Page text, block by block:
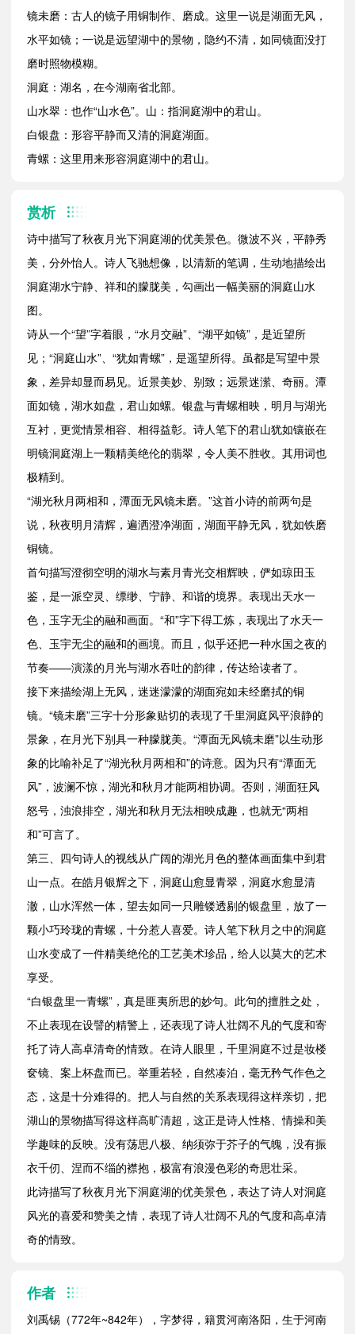
镜未磨：古人的镜子用铜制作、磨成。这里一说是湖面无风，
水平如镜；一说是远望湖中的景物，隐约不清，如同镜面没打
磨时照物模糊。
洞庭：湖名，在今湖南省北部。
山水翠：也作“山水色”。山：指洞庭湖中的君山。
白银盘：形容平静而又清的洞庭湖面。
青螺：这里用来形容洞庭湖中的君山。
赏析
诗中描写了秋夜月光下洞庭湖的优美景色。微波不兴，平静秀
美，分外怡人。诗人飞驰想像，以清新的笔调，生动地描绘出
洞庭湖水宁静、祥和的朦胧美，勾画出一幅美丽的洞庭山水
图。
诗从一个“望”字着眼，“水月交融”、“湖平如镜”，是近望所
见；“洞庭山水”、“犹如青螺”，是遥望所得。虽都是写望中景
象，差异却显而易见。近景美妙、别致；远景迷潆、奇丽。潭
面如镜，湖水如盘，君山如螺。银盘与青螺相映，明月与湖光
互衬，更觉情景相容、相得益彰。诗人笔下的君山犹如镶嵌在
明镜洞庭湖上一颗精美绝伦的翡翠，令人美不胜收。其用词也
极精到。
“湖光秋月两相和，潭面无风镜未磨。”这首小诗的前两句是
说，秋夜明月清辉，遍洒澄净湖面，湖面平静无风，犹如铁磨
铜镜。
首句描写澄彻空明的湖水与素月青光交相辉映，俨如琼田玉
鉴，是一派空灵、缥缈、宁静、和谐的境界。表现出天水一
色，玉字无尘的融和画面。“和”字下得工炼，表现出了水天一
色、玉宇无尘的融和的画境。而且，似乎还把一种水国之夜的
节奏——演漾的月光与湖水吞吐的韵律，传达给读者了。
接下来描绘湖上无风，迷迷濛濛的湖面宛如未经磨拭的铜
镜。“镜未磨”三字十分形象贴切的表现了千里洞庭风平浪静的
景象，在月光下别具一种朦胧美。“潭面无风镜未磨”以生动形
象的比喻补足了“湖光秋月两相和”的诗意。因为只有“潭面无
风”，波澜不惊，湖光和秋月才能两相协调。否则，湖面狂风
怒号，浊浪排空，湖光和秋月无法相映成趣，也就无“两相
和”可言了。
第三、四句诗人的视线从广阔的湖光月色的整体画面集中到君
山一点。在皓月银辉之下，洞庭山愈显青翠，洞庭水愈显清
澈，山水浑然一体，望去如同一只雕镂透剔的银盘里，放了一
颗小巧玲珑的青螺，十分惹人喜爱。诗人笔下秋月之中的洞庭
山水变成了一件精美绝伦的工艺美术珍品，给人以莫大的艺术
享受。
“白银盘里一青螺”，真是匪夷所思的妙句。此句的擅胜之处，
不止表现在设譬的精警上，还表现了诗人壮阔不凡的气度和寄
托了诗人高卓清奇的情致。在诗人眼里，千里洞庭不过是妆楼
奁镜、案上杯盘而已。举重若轻，自然凑泊，毫无矜气作色之
态，这是十分难得的。把人与自然的关系表现得这样亲切，把
湖山的景物描写得这样高旷清超，这正是诗人性格、情操和美
学趣味的反映。没有荡思八极、纳须弥于芥子的气魄，没有振
衣千仞、涅而不缁的襟抱，极富有浪漫色彩的奇思壮采。
此诗描写了秋夜月光下洞庭湖的优美景色，表达了诗人对洞庭
风光的喜爱和赞美之情，表现了诗人壮阔不凡的气度和高卓清
奇的情致。
作者
刘禹锡（772年~842年），字梦得，籍贯河南洛阳，生于河南